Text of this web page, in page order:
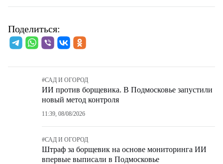
Поделиться:
#САД И ОГОРОД
ИИ против борщевика. В Подмосковье запустили
новый метод контроля
11:39, 08/08/2026
#САД И ОГОРОД
Штраф за борщевик на основе мониторинга ИИ
впервые выписали в Подмосковье